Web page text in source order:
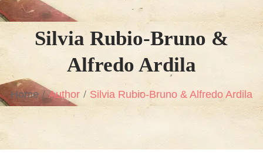
Silvia Rubio-Bruno &
Alfredo Ardila
Home Author Silvia Rubio-Bruno & Alfredo Ardila